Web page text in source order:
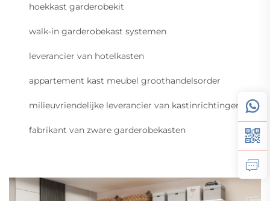
hoekkast garderobekit
walk-in garderobekast systemen
leverancier van hotelkasten
appartement kast meubel groothandelsorder
milieuvriendelijke leverancier van kastinrichtingen
fabrikant van zware garderobekasten